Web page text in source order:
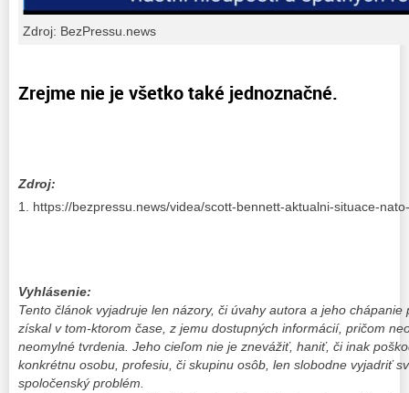
Zdroj: BezPressu.news
Zrejme nie je všetko také jednoznačné.
Zdroj:
https://bezpressu.news/videa/scott-bennett-aktualni-situace-
Vyhlásenie:
Tento článok vyjadruje len názory, či úvahy autora a jeho chápanie
získal v tom-ktorom čase, z jemu dostupných informácií, pričom
neomylné tvrdenia. Jeho cieľom nie je znevážiť, haniť, či inak
konkrétnu osobu, profesiu, či skupinu osôb, len slobodne vyjadriť
spoločenský problém.